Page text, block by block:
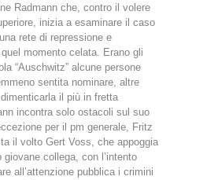
Radmann che, contro il volere
inizia a esaminare il caso
rete di repressione e
momento celata. Erano gli
“Auschwitz” alcune persone
sentita nominare, altre
il più in fretta
incontra solo ostacoli sul suo
per il pm generale, Fritz
il volto Gert Voss, che appoggia
giovane collega, con l’intento
all’attenzione pubblica i crimini